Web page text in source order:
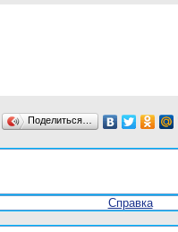
Поделиться…
Справка